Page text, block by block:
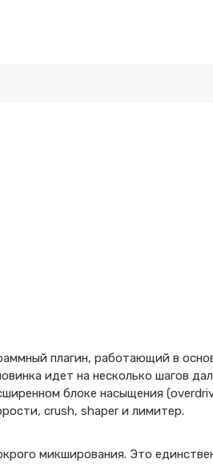
плагин, работающий в
идет на несколько шагов
блоке насыщения
crush, shaper и лимитер.
микширования. Это